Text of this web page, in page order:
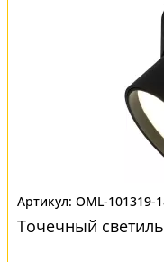
OML-101319-
Точечный